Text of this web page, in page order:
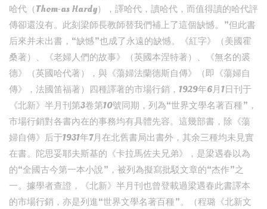
哈代（Thom⁃as Hardy），譯哈代，讀哈代，而值得讀的哈代評
傳卻還沒有。此刻梁師長教師替我們補上了這個缺憾。”但此書
后來并未出書，“缺憾”也成了永遠的缺憾。《紅字》（美國霍
桑著）、《老婦人們的故事》（英國本涅特著）、《無名的裘
德》（英國哈代著），與《蕩婦法蘭德斯自傳》（即《蕩婦自
傳》，法國笛福著）四種譯著的市場行銷，1929年6月1日刊于
《北新》半月刊第3卷第10號同期，列為“世界文學名著百種”，
市場行銷對各書內在的事務均有具體先容。這幾部書，除《蕩
婦自傳》后于1931年7月在北舊書局出書外，其余三種均未見實
在書。陀思妥耶夫斯基的《卡拉馬佐夫兄弟》，是梁遇春以為
的“全國古今第一本小說”，被列為擬寫批駁文章的“杰作”之
一。據學者查證，《北新》半月刊也曾登載過梁遇春此書譯本
的市場行銷，亦是列進“世界文學名著百種”。（程璐《北新文